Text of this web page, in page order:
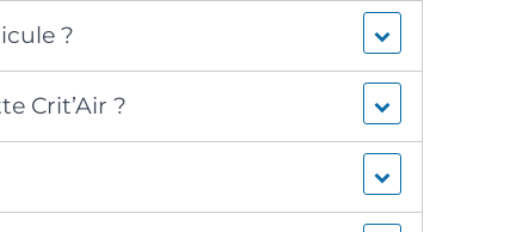
?
Crit’Air ?